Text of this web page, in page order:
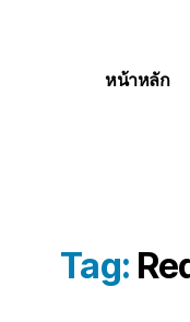
หน้าหลัก
Tag: